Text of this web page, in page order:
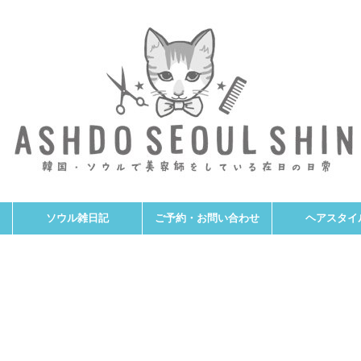
ソウル雑日記 ご予約・お問い合わせ ヘアスタイ